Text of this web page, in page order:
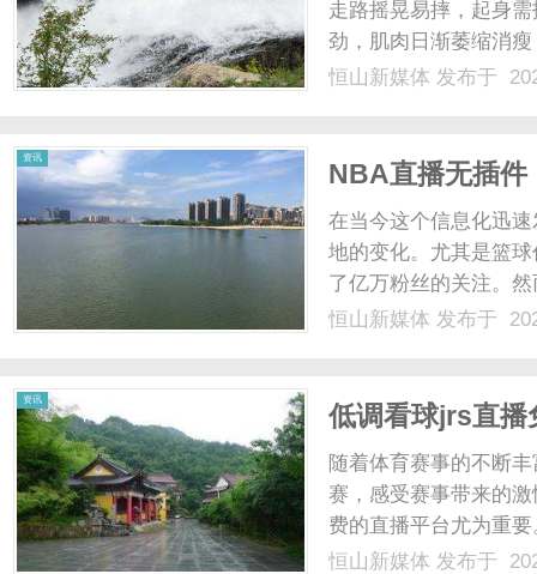
走路摇晃易摔，起身
劲，肌肉日渐萎缩消
有气无力。想调理，
恒山新媒体 发布于
资讯
NBA直播无插件
在当今这个信息化迅
地的变化。尤其是篮
了亿万粉丝的关注。
下载与安装问题，影
恒山新媒体 发布于
资讯
低调看球jrs直播
随着体育赛事的不断
赛，感受赛事带来的
费的直播平台尤为重
质选择，下面我们来
恒山新媒体 发布于